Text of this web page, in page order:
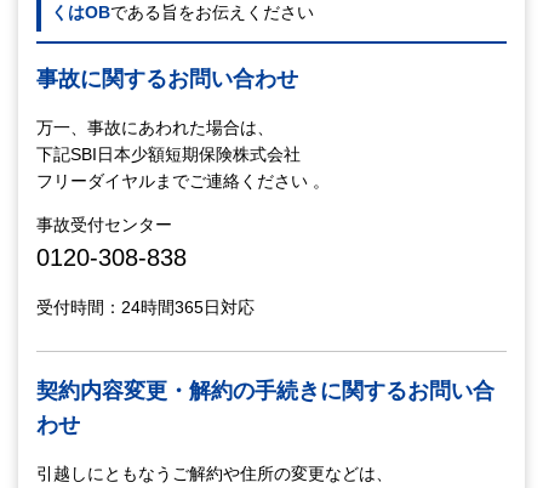
くはOBである旨をお伝えください
事故に関するお問い合わせ
万一、事故にあわれた場合は、
下記SBI日本少額短期保険株式会社
フリーダイヤルまでご連絡ください 。
事故受付センター
0120-308-838
受付時間：24時間365日対応
契約内容変更・解約の手続きに関するお問い合
わせ
引越しにともなうご解約や住所の変更などは、